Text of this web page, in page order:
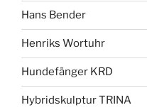
Hans Bender
Henriks Wortuhr
Hundefänger KRD
Hybridskulptur TRINA